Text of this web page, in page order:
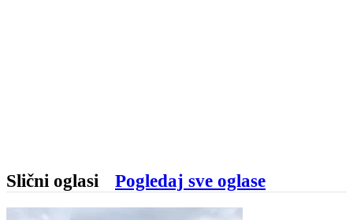
Slični oglasi Pogledaj sve oglase